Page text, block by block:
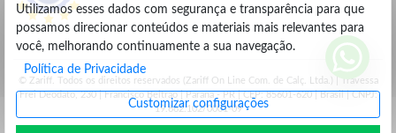
Utilizamos esses dados com segurança e transparência para que
possamos direcionar conteúdos e materiais mais relevantes para
você, melhorando continuamente a sua navegação.
Política de Privacidade
Customizar configurações
© Zariff. Todos os direitos reservados (Zariff On Line Com. de Calç. Ltda.) | Travessa
Frei Deodato, 230 | Francisco Beltrão | Parana - PR | CEP: 85601-620 | Brasil | CNPJ:
19.662.102/0001-09